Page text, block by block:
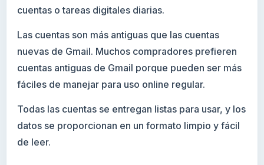
cuentas o tareas digitales diarias.
Las cuentas son más antiguas que las cuentas
nuevas de Gmail. Muchos compradores prefieren
cuentas antiguas de Gmail porque pueden ser más
fáciles de manejar para uso online regular.
Todas las cuentas se entregan listas para usar, y los
datos se proporcionan en un formato limpio y fácil
de leer.